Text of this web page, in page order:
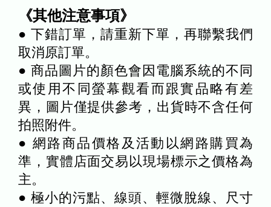
《其他注意事項》
● 下錯訂單，請重新下單，再聯繫我們
取消原訂單。
● 商品圖片的顏色會因電腦系統的不同
或使用不同螢幕觀看而跟實品略有差
異，圖片僅提供參考，出貨時不含任何
拍照附件。
● 網路商品價格及活動以網路購買為
準，實體店面交易以現場標示之價格為
主。
● 極小的污點、線頭、輕微脫線、尺寸